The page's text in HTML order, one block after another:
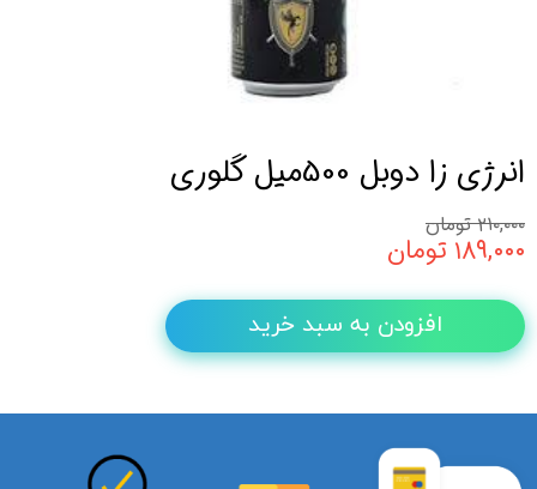
انرژی زا دوبل 500میل گلوری
۲۱۰,۰۰۰ تومان
۱۸۹,۰۰۰ تومان
افزودن به سبد خرید